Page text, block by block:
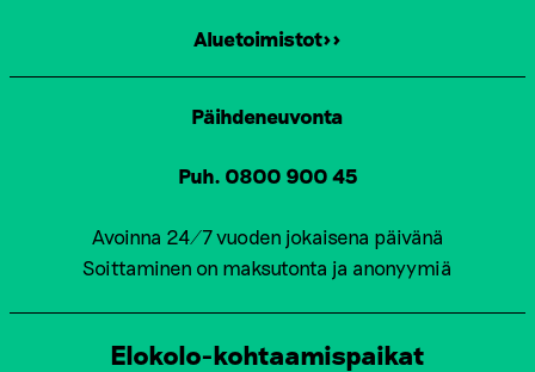
Aluetoimistot>>
Päihdeneuvonta
Puh. 0800 900 45
Avoinna 24/7 vuoden jokaisena päivänä
Soittaminen on maksutonta ja anonyymiä
Elokolo-kohtaamispaikat